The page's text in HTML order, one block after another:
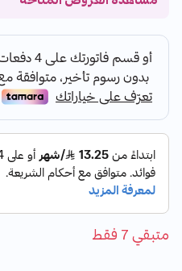
متبقي 7 فقط